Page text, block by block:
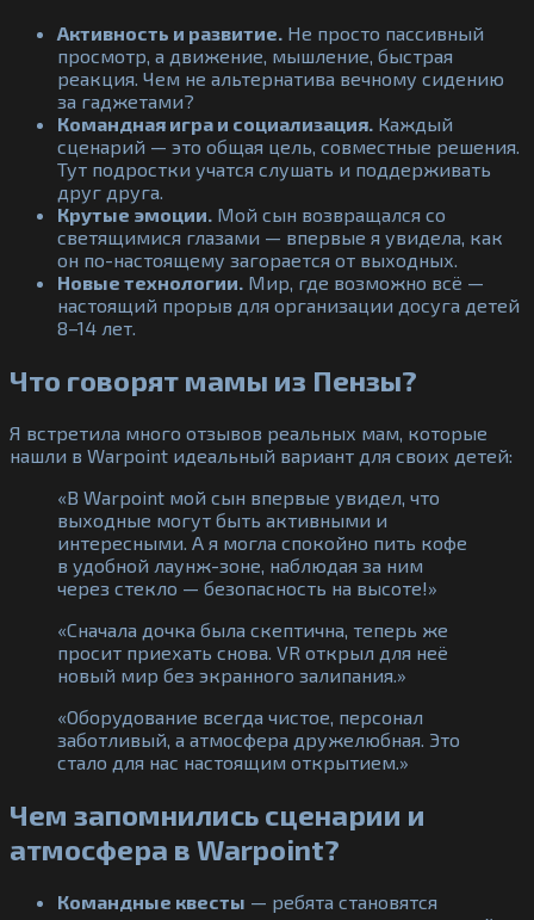
Активность и развитие. Не просто пассивный
просмотр, а движение, мышление, быстрая
реакция. Чем не альтернатива вечному сидению
за гаджетами?
Командная игра и социализация. Каждый
сценарий — это общая цель, совместные решения.
Тут подростки учатся слушать и поддерживать
друг друга.
Крутые эмоции. Мой сын возвращался со
светящимися глазами — впервые я увидела, как
он по-настоящему загорается от выходных.
Новые технологии. Мир, где возможно всё —
настоящий прорыв для организации досуга детей
8–14 лет.
Что говорят мамы из Пензы?
Я встретила много отзывов реальных мам, которые
нашли в Warpoint идеальный вариант для своих детей:
«В Warpoint мой сын впервые увидел, что
выходные могут быть активными и
интересными. А я могла спокойно пить кофе
в удобной лаунж-зоне, наблюдая за ним
через стекло — безопасность на высоте!»
«Сначала дочка была скептична, теперь же
просит приехать снова. VR открыл для неё
новый мир без экранного залипания.»
«Оборудование всегда чистое, персонал
заботливый, а атмосфера дружелюбная. Это
стало для нас настоящим открытием.»
Чем запомнились сценарии и
атмосфера в Warpoint?
Командные квесты — ребята становятся